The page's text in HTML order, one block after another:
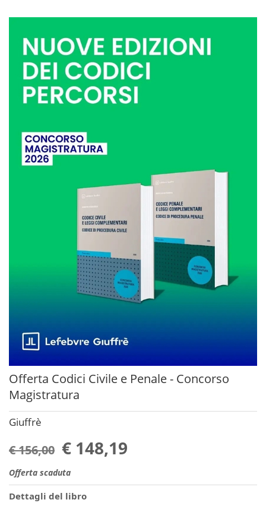
Offerta Codici Civile e Penale - Concorso
Magistratura
Giuffrè
€ 156,00 € 148,19
Offerta scaduta
Dettagli del libro